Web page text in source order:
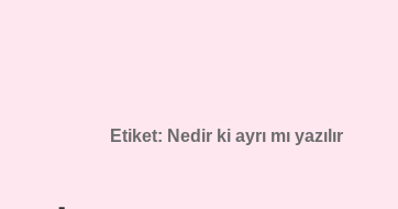
Etiket: Nedir ki ayrı mı yazılır